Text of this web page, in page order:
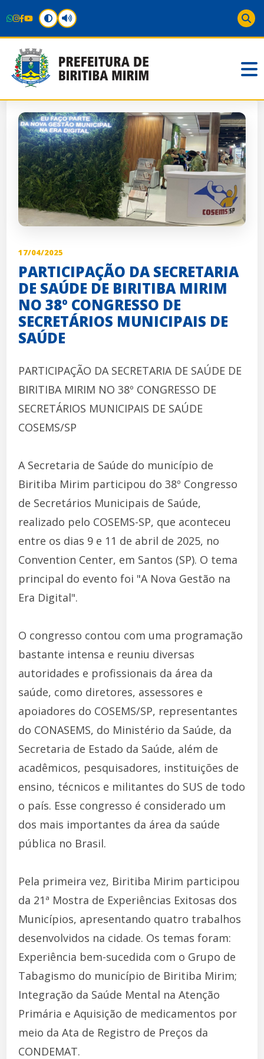
17/04/2025
PARTICIPAÇÃO DA SECRETARIA
DE SAÚDE DE BIRITIBA MIRIM
NO 38º CONGRESSO DE
SECRETÁRIOS MUNICIPAIS DE
SAÚDE
PARTICIPAÇÃO DA SECRETARIA DE SAÚDE DE
BIRITIBA MIRIM NO 38º CONGRESSO DE
SECRETÁRIOS MUNICIPAIS DE SAÚDE 
COSEMS/SP
A Secretaria de Saúde do município de
Biritiba Mirim participou do 38º Congresso
de Secretários Municipais de Saúde,
realizado pelo COSEMS-SP, que aconteceu
entre os dias 9 e 11 de abril de 2025, no
Convention Center, em Santos (SP). O tema
principal do evento foi "A Nova Gestão na
Era Digital".
O congresso contou com uma programação
bastante intensa e reuniu diversas
autoridades e profissionais da área da
saúde, como diretores, assessores e
apoiadores do COSEMS/SP, representantes
do CONASEMS, do Ministério da Saúde, da
Secretaria de Estado da Saúde, além de
acadêmicos, pesquisadores, instituições de
ensino, técnicos e militantes do SUS de todo
o país. Esse congresso é considerado um
dos mais importantes da área da saúde
pública no Brasil.
Pela primeira vez, Biritiba Mirim participou
da 21ª Mostra de Experiências Exitosas dos
Municípios, apresentando quatro trabalhos
desenvolvidos na cidade. Os temas foram:
Experiência bem-sucedida com o Grupo de
Tabagismo do município de Biritiba Mirim;
Integração da Saúde Mental na Atenção
Primária e Aquisição de medicamentos por
meio da Ata de Registro de Preços da
CONDEMAT.